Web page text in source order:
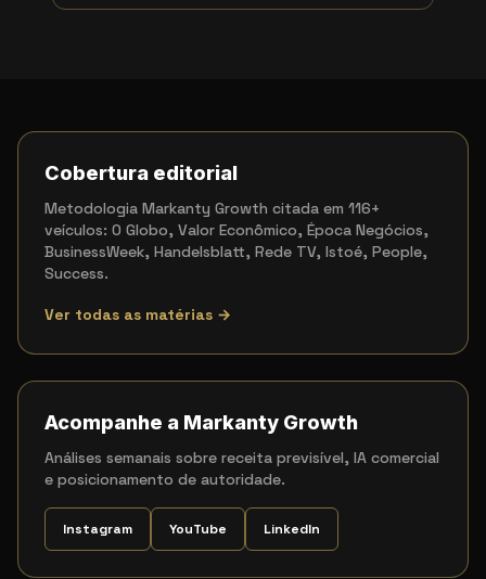
Cobertura editorial
Metodologia Markanty Growth citada em 116+
veículos: O Globo, Valor Econômico, Época Negócios,
BusinessWeek, Handelsblatt, Rede TV, Istoé, People,
Success.
Ver todas as matérias →
Acompanhe a Markanty Growth
Análises semanais sobre receita previsível, IA comercial
e posicionamento de autoridade.
Instagram YouTube LinkedIn